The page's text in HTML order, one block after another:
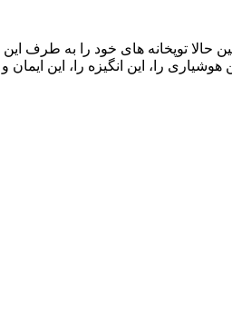
حالا توپخانه های خود را به طرف
بیداری را، این هوشیاری را، این انگیزه را،